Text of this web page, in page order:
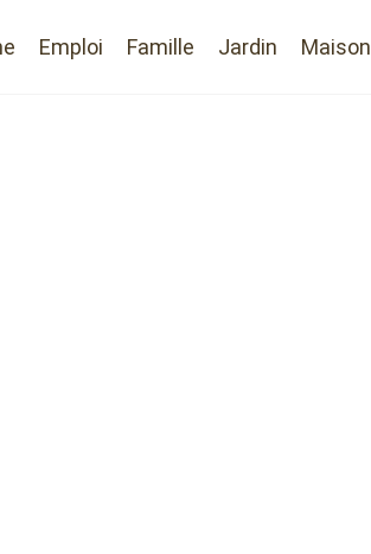
Emploi Famille Jardin Maison